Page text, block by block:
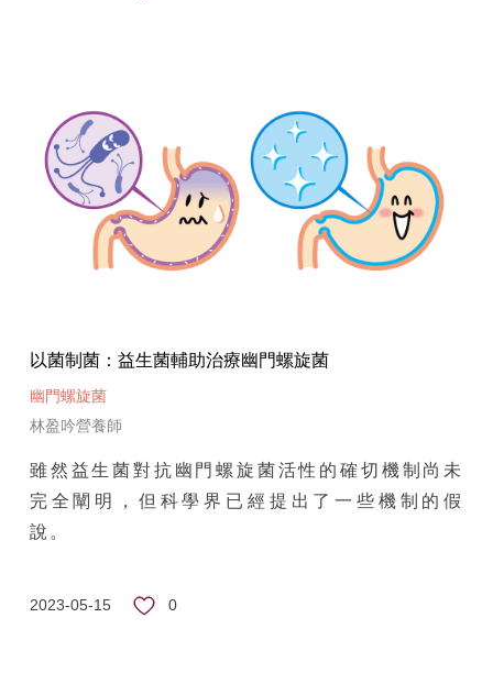
以菌制菌：益生菌輔助治療幽門螺旋菌
幽門螺旋菌
林盈吟營養師
雖然益生菌對抗幽門螺旋菌活性的確切機制尚未
完全闡明，但科學界已經提出了一些機制的假
說。
2023-05-15 0